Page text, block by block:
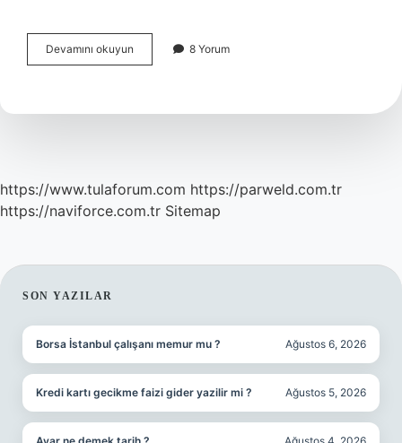
Devamını okuyun Adlaşmış
ön
8 Yorum
https://www.tulaforum.com https://parweld.com.tr
https://naviforce.com.tr Sitemap
SIDEBAR
SON YAZILAR
Borsa İstanbul çalışanı memur mu ? Ağustos 6, 2026
Kredi kartı gecikme faizi gider yazilir mi ? Ağustos 5, 2026